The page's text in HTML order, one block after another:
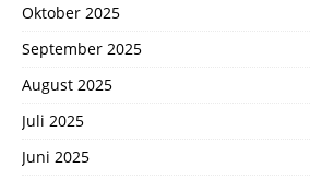
Oktober 2025
September 2025
August 2025
Juli 2025
Juni 2025